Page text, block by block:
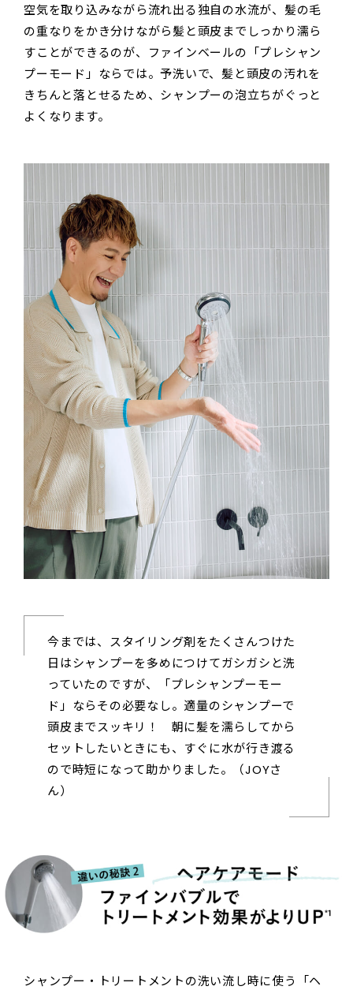
空気を取り込みながら流れ出る独自の水流が、髪の毛
の重なりをかき分けながら髪と頭皮までしっかり濡ら
すことができるのが、ファインベールの「プレシャン
プーモード」ならでは。予洗いで、髪と頭皮の汚れを
きちんと落とせるため、シャンプーの泡立ちがぐっと
よくなります。
今までは、スタイリング剤をたくさんつけた
日はシャンプーを多めにつけてガシガシと洗
っていたのですが、「プレシャンプーモー
ド」ならその必要なし。適量のシャンプーで
頭皮までスッキリ！ 朝に髪を濡らしてから
セットしたいときにも、すぐに水が行き渡る
ので時短になって助かりました。（JOYさ
ん）
シャンプー・トリートメントの洗い流し時に使う「ヘ